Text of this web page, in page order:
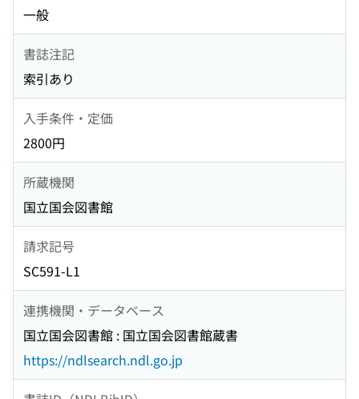
一般
書誌注記
索引あり
入手条件・定価
2800円
所蔵機関
国立国会図書館
請求記号
SC591-L1
連携機関・データベース
国立国会図書館 : 国立国会図書館蔵書
https://ndlsearch.ndl.go.jp